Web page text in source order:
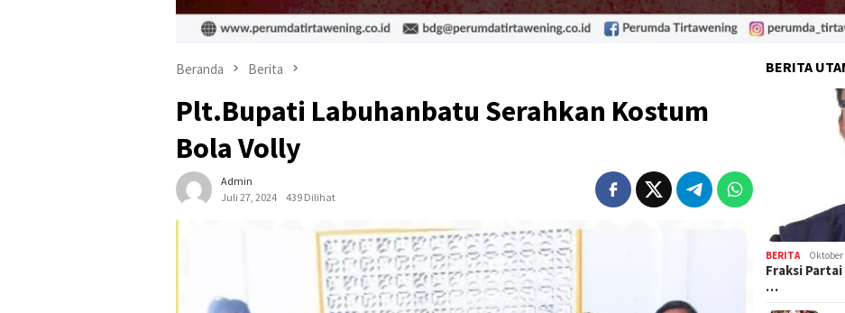
Beranda Berita
Plt.Bupati Labuhanbatu Serahkan Kostum
Bola Volly
Admin
Juli 27, 2024
439 Dilihat
BERITA
BERITA Oktober
Fraksi
…